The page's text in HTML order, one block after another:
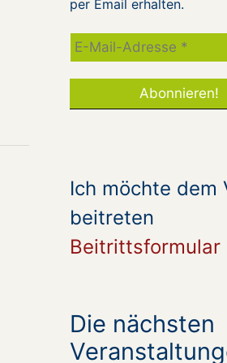
per Email erhalten.
Ich möchte dem
beitreten
Beitrittsformular
Die nächsten